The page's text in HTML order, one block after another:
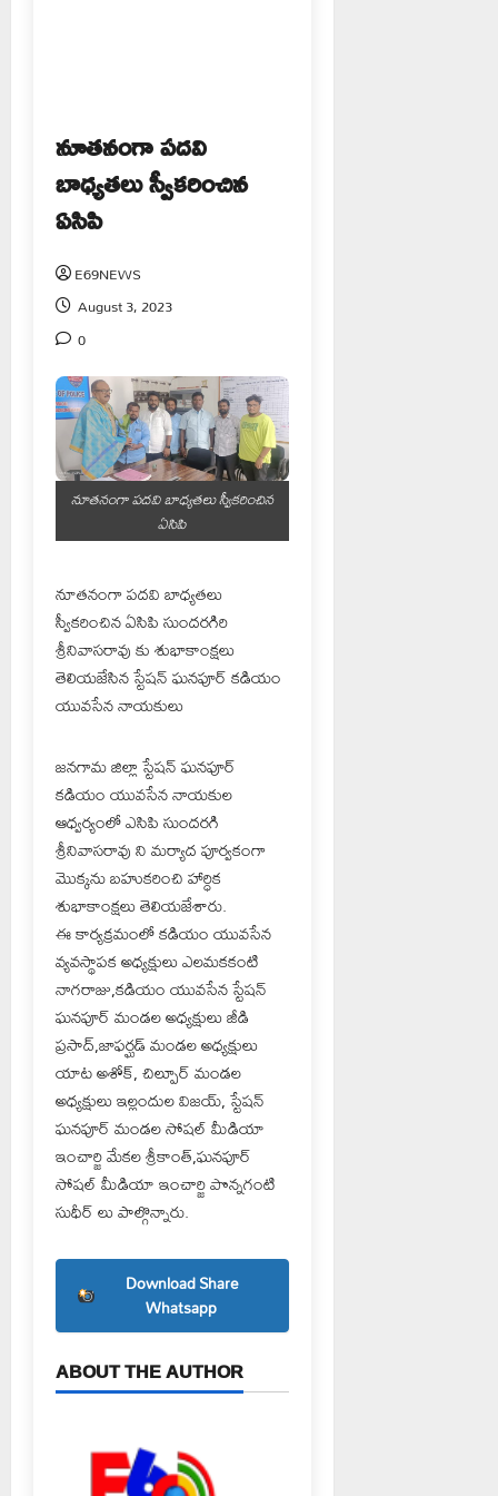
నూతనంగా పదవి
బాధ్యతలు స్వీకరించిన
ఏసిపి
E69NEWS
August 3, 2023
0
నూతనంగా పదవి బాధ్యతలు స్వీకరించిన
ఏసిపి
నూతనంగా పదవి బాధ్యతలు
స్వీకరించిన ఏసిపి సుందరగిరి
శ్రీనివాసరావు కు శుభాకాంక్షలు
తెలియజేసిన స్టేషన్ ఘనపూర్ కడియం
యువసేన నాయకులు
జనగామ జిల్లా స్టేషన్ ఘనపూర్
కడియం యువసేన నాయకుల
ఆధ్వర్యంలో ఎసిపి సుందరగి
శ్రీనివాసరావు ని మర్యాద పూర్వకంగా
మొక్కను బహుకరించి హార్ధిక
శుభాకాంక్షలు తెలియజేశారు.
ఈ కార్యక్రమంలో కడియం యువసేన
వ్యవస్థాపక అధ్యక్షులు ఎలమకకంటి
నాగరాజు,కడియం యువసేన స్టేషన్
ఘనపూర్ మండల అధ్యక్షులు జీడి
ప్రసాద్,జాఫర్ఘడ్ మండల అధ్యక్షులు
యాట అశోక్, చిల్పూర్ మండల
అధ్యక్షులు ఇల్లందుల విజయ్, స్టేషన్
ఘనపూర్ మండల సోషల్ మీడియా
ఇంచార్జి మేకల శ్రీకాంత్,ఘనపూర్
సోషల్ మీడియా ఇంచార్జి పొన్నగంటి
సుధీర్ లు పాల్గొన్నారు.
Download Share
Whatsapp
ABOUT THE AUTHOR